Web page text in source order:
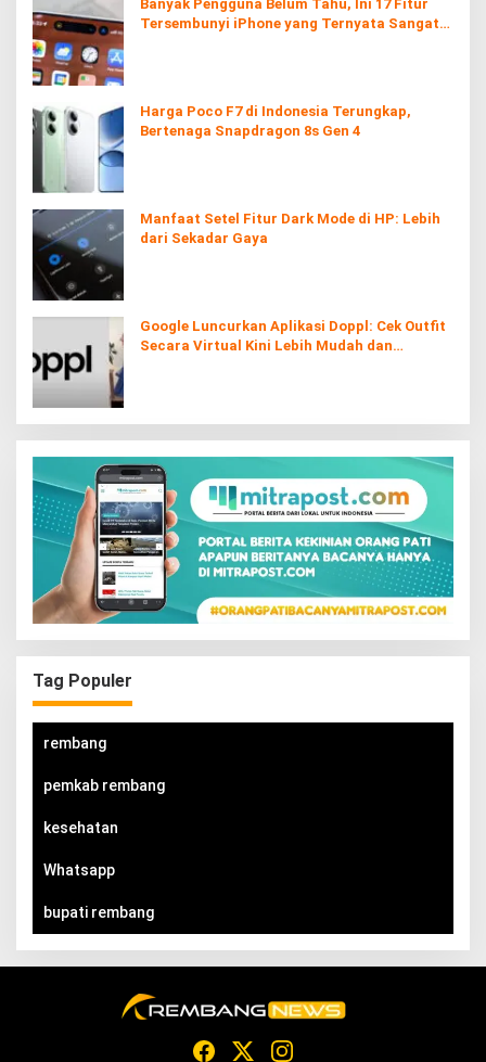
Banyak Pengguna Belum Tahu, Ini 17 Fitur
Tersembunyi iPhone yang Ternyata Sangat
Harga Poco F7 di Indonesia Terungkap,
Bertenaga Snapdragon 8s Gen 4
Manfaat Setel Fitur Dark Mode di HP: Lebih
dari Sekadar Gaya
Google Luncurkan Aplikasi Doppl: Cek Outfit
Secara Virtual Kini Lebih Mudah dan
Tag Populer
rembang
pemkab rembang
kesehatan
Whatsapp
bupati rembang